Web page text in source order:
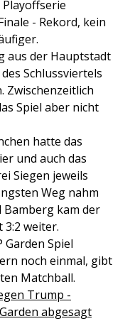
- Rekord, kein
aus der Hauptstadt
Schlussviertels
Zwischenzeitlich
Spiel aber nicht
hatte das
und auch das
Siegen jeweils
Weg nahm
Bamberg kam der
weiter.
Spiel
noch einmal, gibt
Matchball.
Trump -
abgesagt